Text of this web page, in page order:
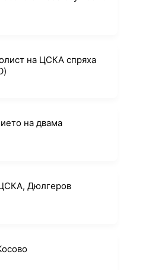
на ЦСКА спряха
на двама
Дюлгеров